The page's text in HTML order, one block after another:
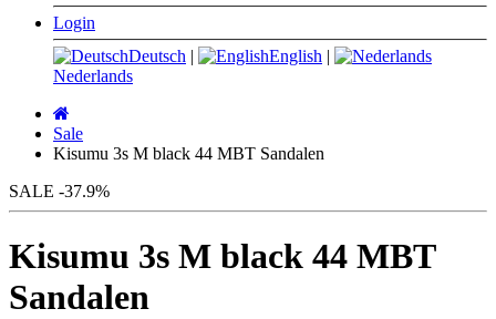
Login
Deutsch | English |
Nederlands
page
Sale
Kisumu 3s M black 44 MBT Sandalen
SALE -37.9%
Kisumu 3s M black 44 MBT
Sandalen